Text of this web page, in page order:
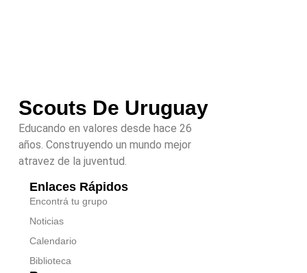
Scouts De Uruguay
Educando en valores desde hace 26
años. Construyendo un mundo mejor
atravez de la juventud.
Enlaces Rápidos
Encontrá tu grupo
Noticias
Calendario
Biblioteca